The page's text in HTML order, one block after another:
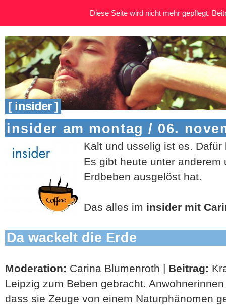
[ insider ]
insider am montag / 06.
Kalt und usselig ist es.
Es gibt heute unter anderem
Erdbeben ausgelöst hat.
Das alles im insider mit
Da wackelt die Erde
Moderation: Carina Blumenroth | Beitrag:
Leipzig zum Beben gebracht.
dass sie Zeuge von einem Naturphänomen
Diese Seite wird nicht mehr gepflegt.